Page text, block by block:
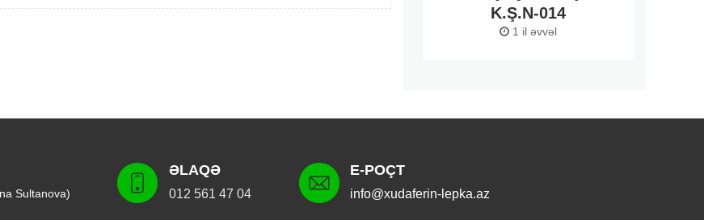
K.Ş.N-014
1 il əvvəl
Sultanova)
ƏLAQƏ
012 561 47 04
E-POÇT
info@xudaferin-lepka.az